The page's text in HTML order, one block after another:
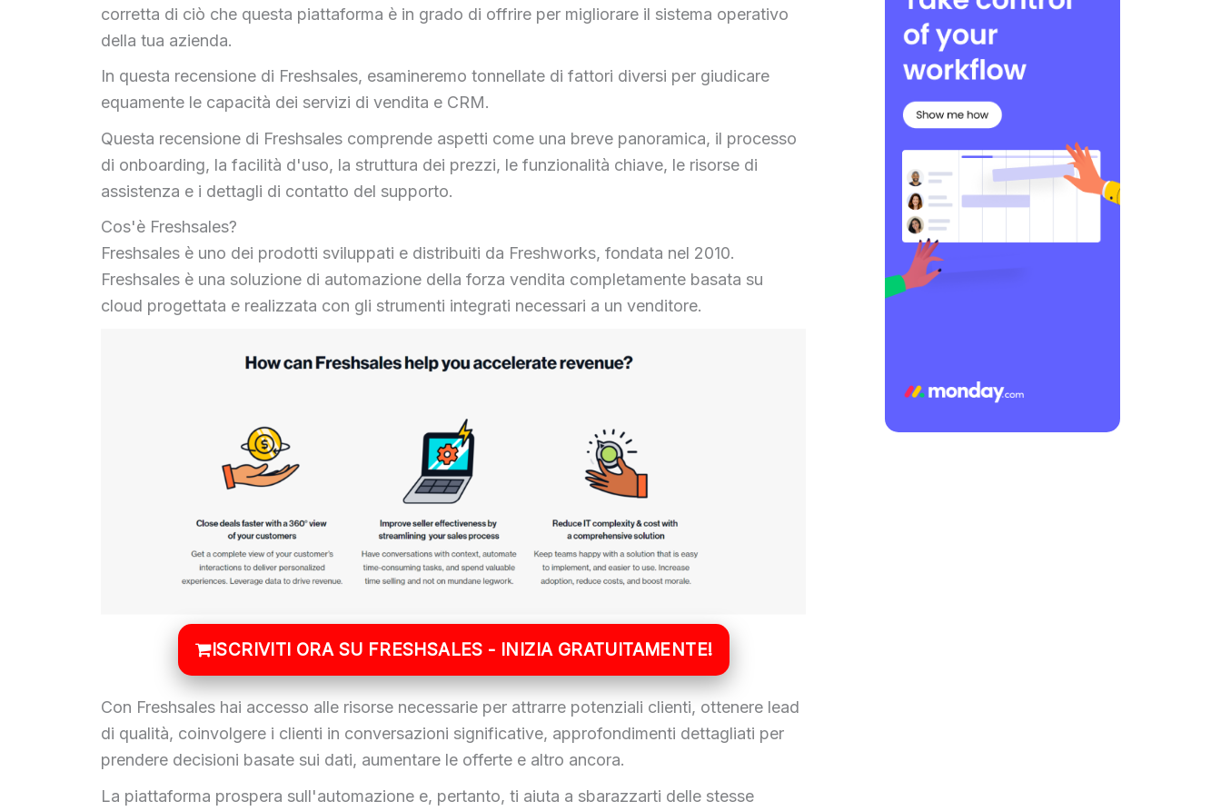
corretta di ciò che questa piattaforma è in grado di offrire per migliorare il sistema operativo
della tua azienda.
In questa recensione di Freshsales, esamineremo tonnellate di fattori diversi per giudicare
equamente le capacità dei servizi di vendita e CRM.
Questa recensione di Freshsales comprende aspetti come una breve panoramica, il processo
di onboarding, la facilità d'uso, la struttura dei prezzi, le funzionalità chiave, le risorse di
assistenza e i dettagli di contatto del supporto.
Cos'è Freshsales?
Freshsales è uno dei prodotti sviluppati e distribuiti da Freshworks, fondata nel 2010.
Freshsales è una soluzione di automazione della forza vendita completamente basata su
cloud progettata e realizzata con gli strumenti integrati necessari a un venditore.
ISCRIVITI ORA SU FRESHSALES - INIZIA GRATUITAMENTE!
Con Freshsales hai accesso alle risorse necessarie per attrarre potenziali clienti, ottenere lead
di qualità, coinvolgere i clienti in conversazioni significative, approfondimenti dettagliati per
prendere decisioni basate sui dati, aumentare le offerte e altro ancora.
La piattaforma prospera sull'automazione e, pertanto, ti aiuta a sbarazzarti delle stesse